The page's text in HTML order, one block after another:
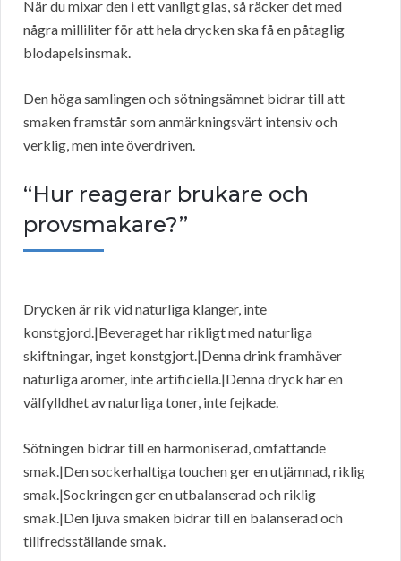
När du mixar den i ett vanligt glas, så räcker det med
några milliliter för att hela drycken ska få en påtaglig
blodapelsinsmak.
Den höga samlingen och sötningsämnet bidrar till att
smaken framstår som anmärkningsvärt intensiv och
verklig, men inte överdriven.
“Hur reagerar brukare och
provsmakare?”
Drycken är rik vid naturliga klanger, inte
konstgjord.|Beveraget har rikligt med naturliga
skiftningar, inget konstgjort.|Denna drink framhäver
naturliga aromer, inte artificiella.|Denna dryck har en
välfylldhet av naturliga toner, inte fejkade.
Sötningen bidrar till en harmoniserad, omfattande
smak.|Den sockerhaltiga touchen ger en utjämnad, riklig
smak.|Sockringen ger en utbalanserad och riklig
smak.|Den ljuva smaken bidrar till en balanserad och
tillfredsställande smak.